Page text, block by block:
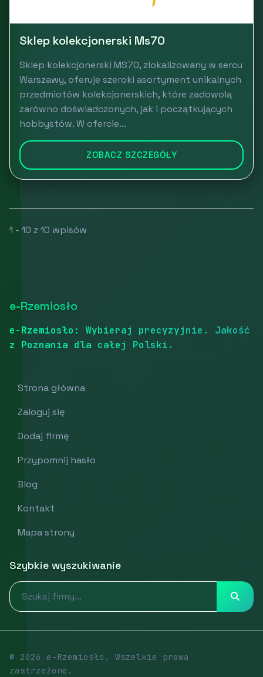
Sklep kolekcjonerski Ms70
Sklep kolekcjonerski MS70, zlokalizowany w sercu
Warszawy, oferuje szeroki asortyment unikalnych
przedmiotów kolekcjonerskich, które zadowolą
zarówno doświadczonych, jak i początkujących
hobbystów. W ofercie...
ZOBACZ SZCZEGÓŁY
1 - 10 z 10 wpisów
e-Rzemiosło
e-Rzemiosło: Wybieraj precyzyjnie. Jakość
z Poznania dla całej Polski.
Strona główna
Zaloguj się
Dodaj firmę
Przypomnij hasło
Blog
Kontakt
Mapa strony
Szybkie wyszukiwanie
© 2026 e-Rzemiosło. Wszelkie prawa
zastrzeżone.